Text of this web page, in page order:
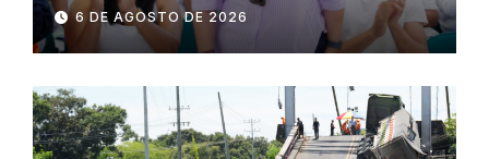
Gobierno Nacional capacita a
2.500 jóvenes
6 DE AGOSTO DE 2026